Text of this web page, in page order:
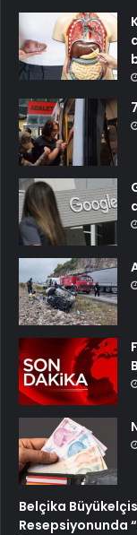
Belçika
Resepsiyonunda